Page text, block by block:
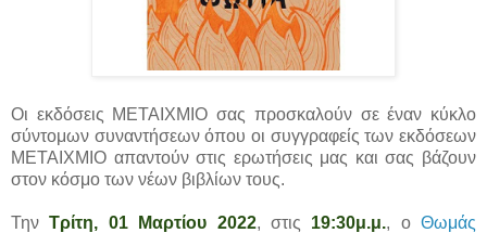
Οι εκδόσεις ΜΕΤΑΙΧΜΙΟ σας προσκαλούν σε έναν κύκλο
σύντομων συναντήσεων όπου οι συγγραφείς των εκδόσεων
ΜΕΤΑΙΧΜΙΟ απαντούν στις ερωτήσεις μας και σας βάζουν
στον κόσμο των νέων βιβλίων τους.
Την Τρίτη, 01 Μαρτίου 2022, στις 19:30μ.μ., ο Θωμάς